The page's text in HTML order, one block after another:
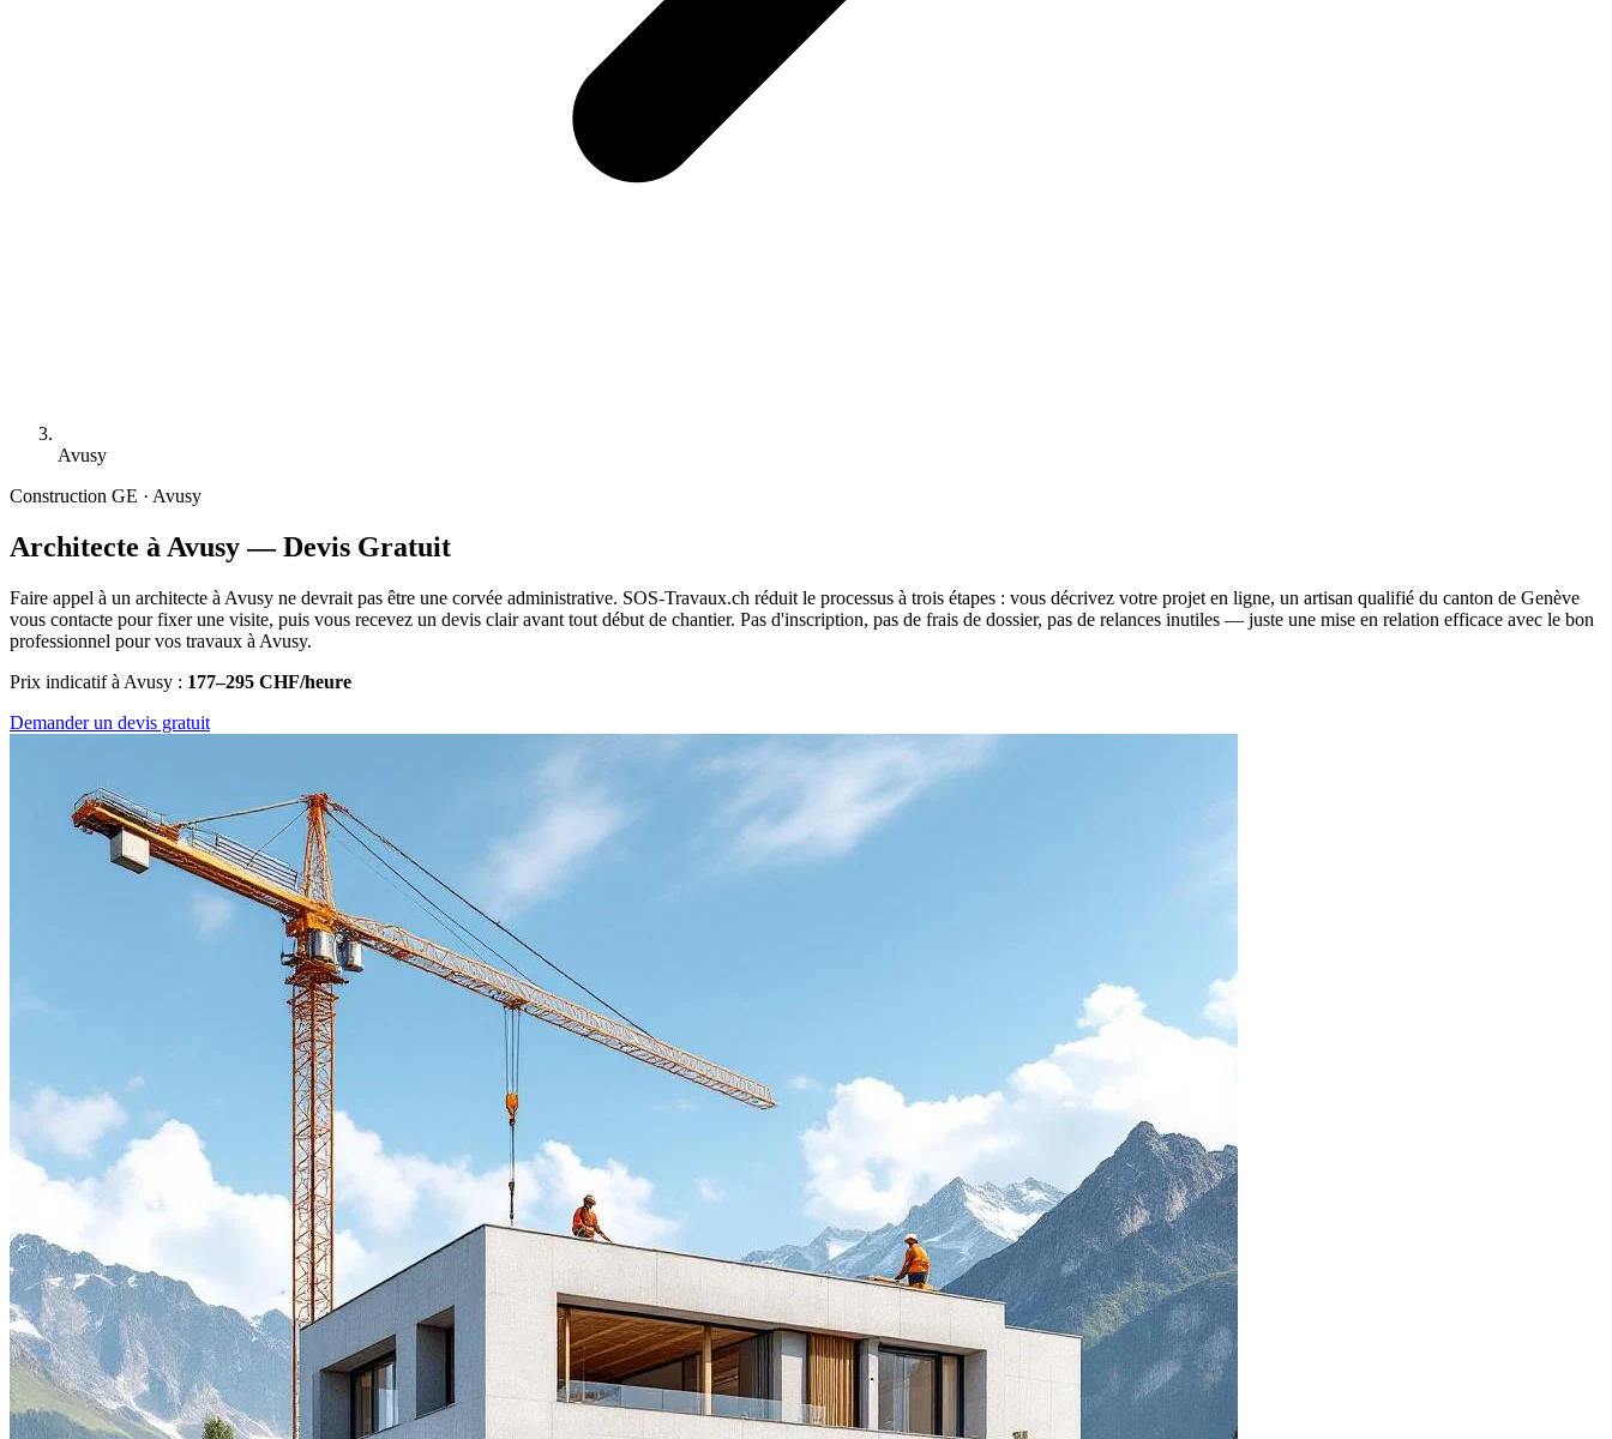
Avusy
Construction GE · Avusy
Architecte à Avusy — Devis Gratuit
Faire appel à un architecte à Avusy ne devrait pas être une corvée administrative. SOS-Travaux.ch réduit le processus à trois étapes : vous décrivez votre projet en ligne, un artisan qualifié du canton de Genève
vous contacte pour fixer une visite, puis vous recevez un devis clair avant tout début de chantier. Pas d'inscription, pas de frais de dossier, pas de relances inutiles — juste une mise en relation efficace avec le bon
professionnel pour vos travaux à Avusy.
Prix indicatif à Avusy : 177–295 CHF/heure
Demander un devis gratuit